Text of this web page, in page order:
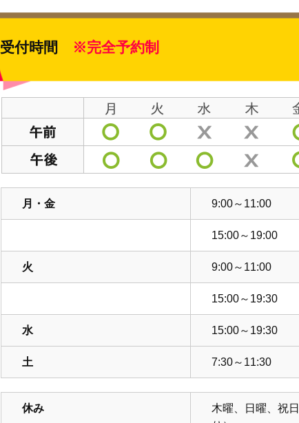
受付時間 ※完全予約制
月・金 9:00～11:00
15:00～19:00
火 9:00～11:00
15:00～19:30
水 15:00～19:30
土 7:30～11:30
休み
木曜、日曜、祝